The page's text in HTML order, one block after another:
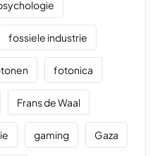
fossiele industrie
fotonica
Frans de Waal
gaming Gaza